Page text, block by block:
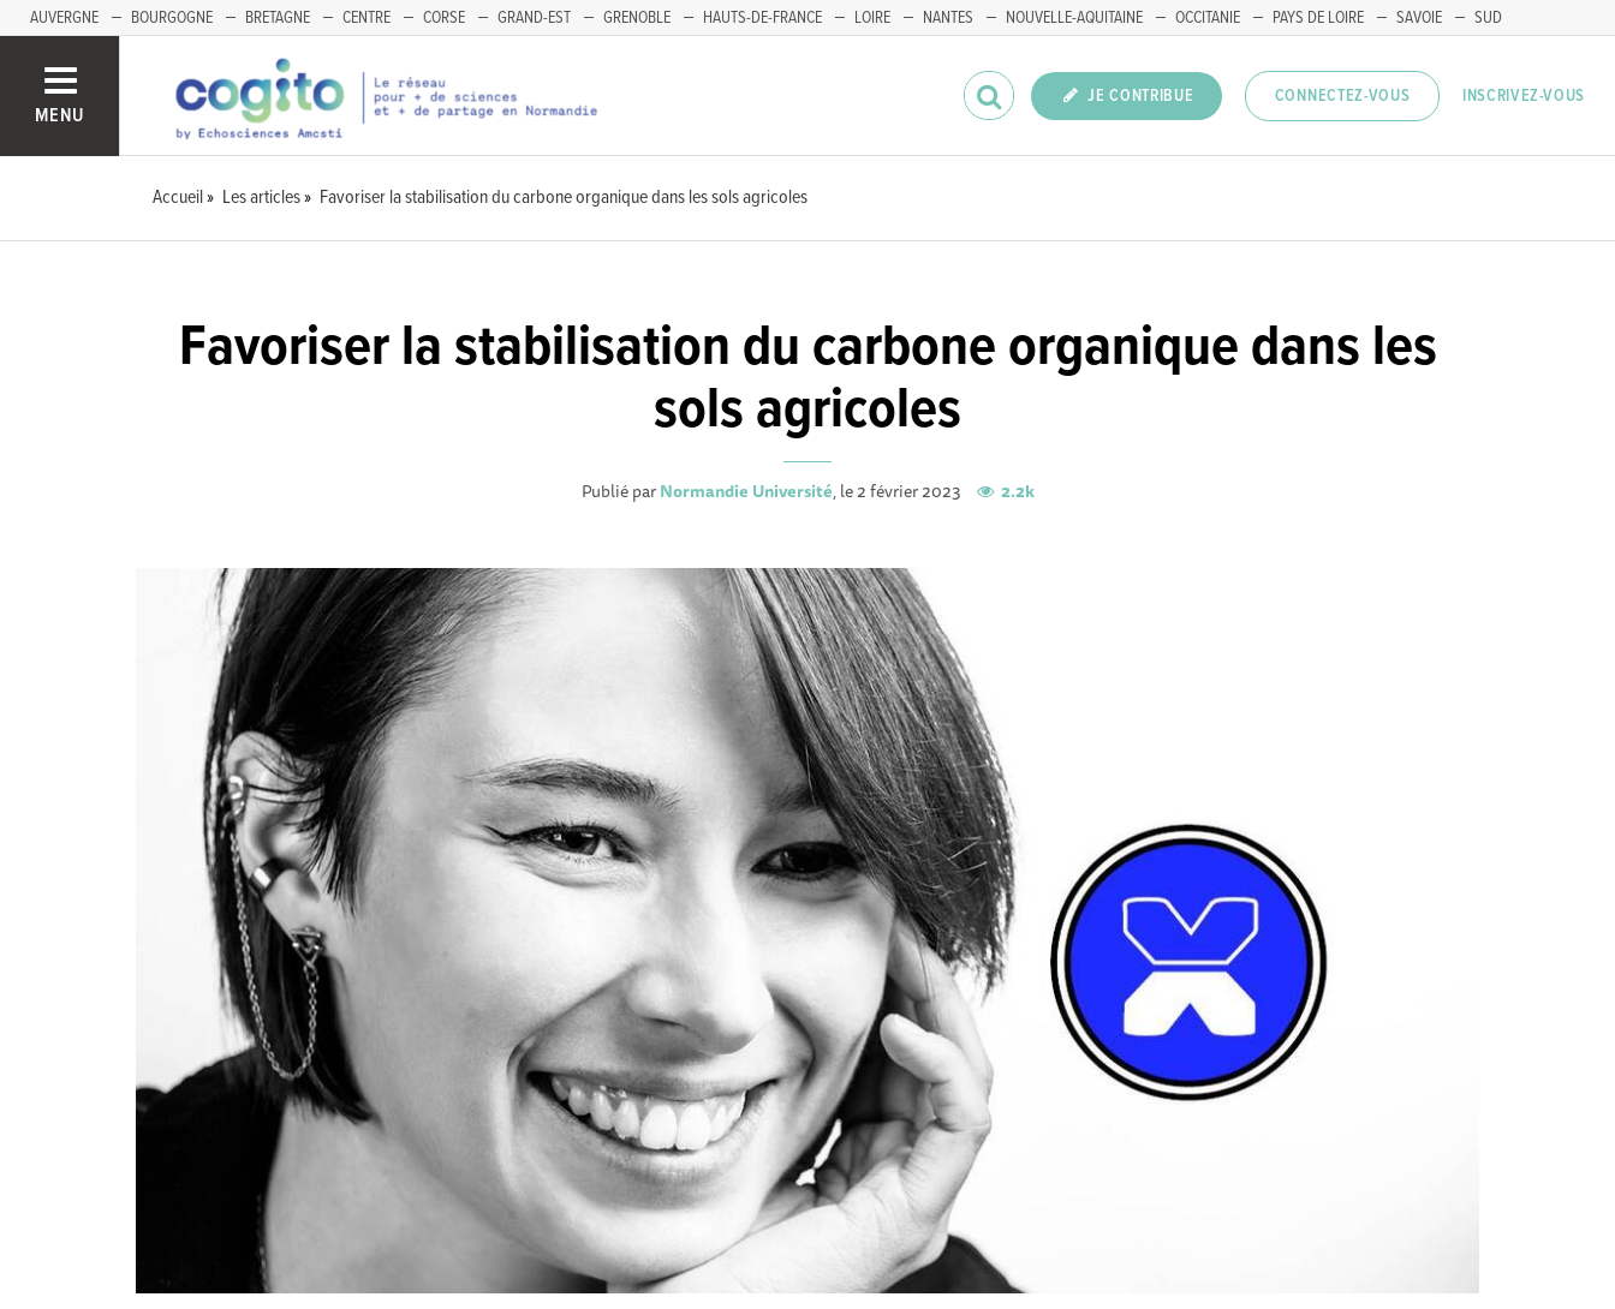
AUVERGNE BOURGOGNE BRETAGNE CENTRE CORSE GRAND-EST GRENOBLE HAUTS-DE-FRANCE LOIRE NANTES NOUVELLE-AQUITAINE OCCITANIE PAYS DE LOIRE SAVOIE SUD
MENU
JE CONTRIBUE CONNECTEZ-VOUS INSCRIVEZ-VOUS
Accueil Les articles Favoriser la stabilisation du carbone organique dans les sols agricoles
Favoriser la stabilisation du carbone organique dans les
sols agricoles
Publié parNormandie Université, le 2 février 2023 2.2k